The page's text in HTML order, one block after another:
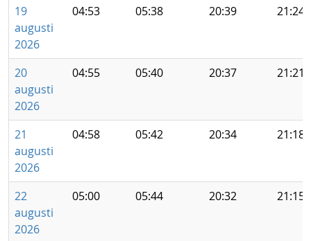
19
augusti
2026
04:53 05:38 20:39 21:24
20
augusti
2026
04:55 05:40 20:37 21:21
21
augusti
2026
04:58 05:42 20:34 21:18
22
augusti
2026
05:00 05:44 20:32 21:15